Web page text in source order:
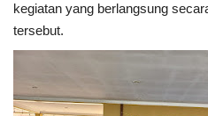
kegiatan yang berlangsung
tersebut.